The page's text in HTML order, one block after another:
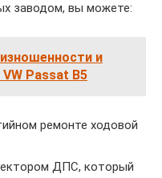
заводом, вы можете:
и
Passat B5
ремонте ходовой
ДПС, который